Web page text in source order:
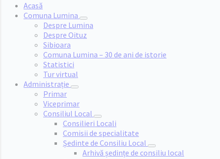
Acasă
Comuna Lumina
Despre Lumina
Despre Oituz
Sibioara
Comuna Lumina – 30 de ani de istorie
Statistici
Tur virtual
Administrație
Primar
Viceprimar
Consiliul Local
Consilieri Locali
Comisii de specialitate
Ședinte de Consiliu Local
Arhivă ședințe de consiliu local